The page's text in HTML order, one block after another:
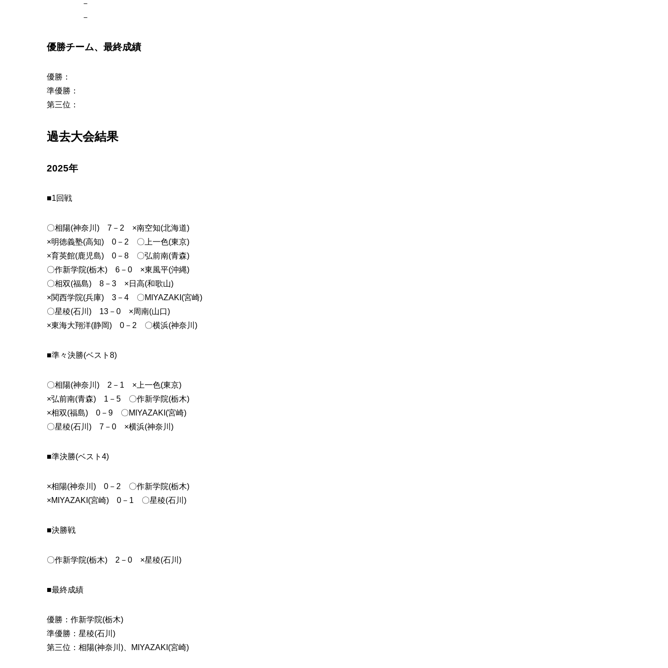
－
－
優勝チーム、最終成績
優勝：
準優勝：
第三位：
過去大会結果
2025年
■1回戦
〇相陽(神奈川) 7－2 ×南空知(北海道)
×明徳義塾(高知) 0－2 〇上一色(東京)
×育英館(鹿児島) 0－8 〇弘前南(青森)
〇作新学院(栃木) 6－0 ×東風平(沖縄)
〇相双(福島) 8－3 ×日高(和歌山)
×関西学院(兵庫) 3－4 〇MIYAZAKI(宮崎)
〇星稜(石川) 13－0 ×周南(山口)
×東海大翔洋(静岡) 0－2 〇横浜(神奈川)
■準々決勝(ベスト8)
〇相陽(神奈川) 2－1 ×上一色(東京)
×弘前南(青森) 1－5 〇作新学院(栃木)
×相双(福島) 0－9 〇MIYAZAKI(宮崎)
〇星稜(石川) 7－0 ×横浜(神奈川)
■準決勝(ベスト4)
×相陽(神奈川) 0－2 〇作新学院(栃木)
×MIYAZAKI(宮崎) 0－1 〇星稜(石川)
■決勝戦
〇作新学院(栃木) 2－0 ×星稜(石川)
■最終成績
優勝：作新学院(栃木)
準優勝：星稜(石川)
第三位：相陽(神奈川)、MIYAZAKI(宮崎)